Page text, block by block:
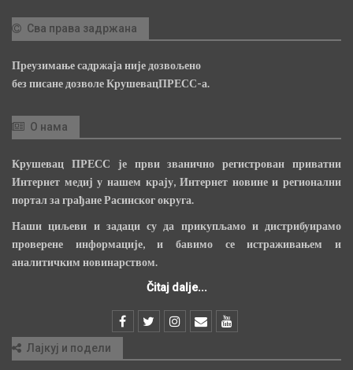
Сва права задржана
Преузимање садржаја није дозвољено
без писане дозволе КрушевацПРЕСС-а.
О нама
Крушевац ПРЕСС је први званично регистрован приватни
Интернет медиј у нашем крају, Интернет новине и регионални
портал за грађане Расинског округа.
Наши циљеви и задаци су да прикупљамо и дистрибуирамо
проверене информације, и бавимо се истраживањем и
аналитичким новинарством.
Čitaj dalje...
Лајкуј и подели